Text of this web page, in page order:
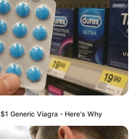
Generic Viagra - Here's Why